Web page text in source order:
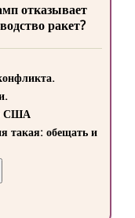
отказывает
ракет?
США
такая: обещать и